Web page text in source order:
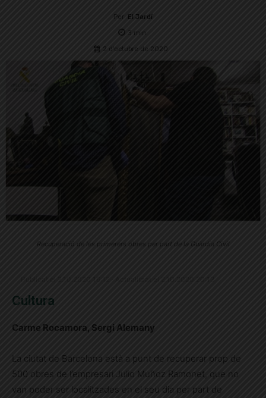
Per El Jardí
3 min.
2 d'octubre de 2020
Recuperació de les primerers obres per part de la Guàrdia Civil
Cultura
Carme Rocamora, Sergi Alemany
La ciutat de Barcelona està a punt de recuperar prop de
500 obres de l’empresari Julio Muñoz Ramonet, que no
van poder ser localitzades en el seu dia per part de